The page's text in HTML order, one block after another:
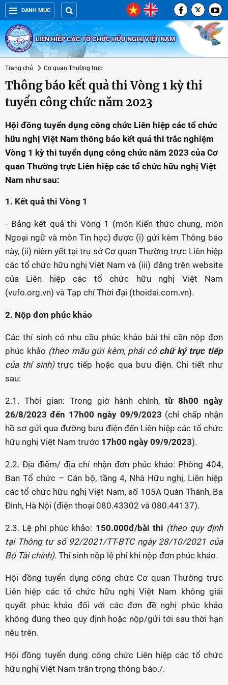
DANH MỤC
LIÊN HIỆP CÁC TỔ CHỨC HỮU NGHỊ VIỆT NAM
Trang chủ Cơ quan Thường trực
Thông báo kết quả thi Vòng 1 kỳ thi
tuyển công chức năm 2023
Hội đồng tuyển dụng công chức Liên hiệp các tổ chức
hữu nghị Việt Nam thông báo kết quả thi trắc nghiệm
Vòng 1 kỳ thi tuyển dụng công chức năm 2023 của Cơ
quan Thường trực Liên hiệp các tổ chức hữu nghị Việt
Nam như sau:
1. Kết quả thi Vòng 1
- Bảng kết quả thi Vòng 1 (môn Kiến thức chung, môn
Ngoại ngữ và môn Tin học) được (i) gửi kèm Thông báo
này, (ii) niêm yết tại trụ sở Cơ quan Thường trực Liên hiệp
các tổ chức hữu nghị Việt Nam và (iii) đăng trên website
của Liên hiệp các tổ chức hữu nghị Việt Nam
(vufo.org.vn) và Tạp chí Thời đại (thoidai.com.vn).
2. Nộp đơn phúc khảo
Các thí sinh có nhu cầu phúc khảo bài thi cần nộp đơn
phúc khảo (theo mẫu gửi kèm, phải có chữ ký trực tiếp
của thí sinh)trực tiếp hoặc qua bưu điện. Chi tiết như
sau:
2.1. Thời gian: Trong giờ hành chính, từ 8h00 ngày
26/8/2023 đến 17h00 ngày 09/9/2023 (chỉ chấp nhận
hồ sơ gửi qua đường bưu điện đến Liên hiệp các tổ chức
hữu nghị Việt Nam trước 17h00 ngày 09/9/2023).
2.2. Địa điểm/ địa chỉ nhận đơn phúc khảo: Phòng 404,
Ban Tổ chức – Cán bộ, tầng 4, Nhà Hữu nghị, Liên hiệp
các tổ chức hữu nghị Việt Nam, số 105A Quán Thánh, Ba
Đình, Hà Nội (điện thoại 080.43302 và 080.44137).
2.3. Lệ phí phúc khảo: 150.000đ/bài thi (theo quy định
tại Thông tư số 92/2021/TT-BTC ngày 28/10/2021 của
Bộ Tài chính). Thí sinh nộp lệ phí khi nộp đơn phúc khảo.
Hội đồng tuyển dụng công chức Cơ quan Thường trực
Liên hiệp các tổ chức hữu nghị Việt Nam không giải
quyết phúc khảo đối với các đơn đề nghị phúc khảo
không đúng theo quy định hoặc nộp/gửi tới sau thời hạn
nêu trên.
Hội đồng tuyển dụng công chức Liên hiệp các tổ chức
hữu nghị Việt Nam trân trọng thông báo./.